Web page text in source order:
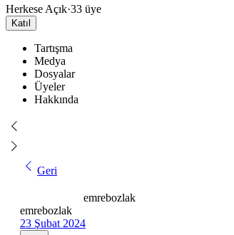
Herkese Açık·33 üye
Katıl
Tartışma
Medya
Dosyalar
Üyeler
Hakkında
Geri
emrebozlak
emrebozlak
23 Şubat 2024